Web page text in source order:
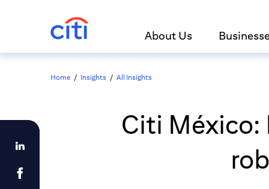
About Us
Home / Insights / All Insights
Citi México: